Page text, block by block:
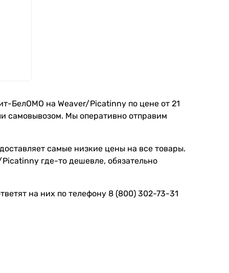
БелОМО на Weaver/Picatinny по цене от 21
самовывозом. Мы оперативно отправим
самые низкие цены на все товары.
где-то дешевле, обязательно
на них по телефону 8 (800) 302-73-31